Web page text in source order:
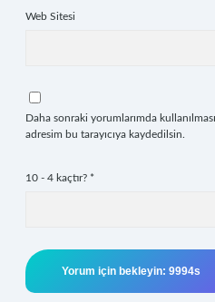
Web Sitesi
Daha sonraki yorumlarımda
adresim bu tarayıcıya kaydedilsin.
10 - 4 kaçtır? *